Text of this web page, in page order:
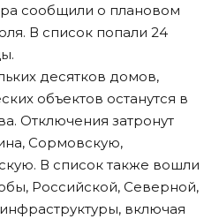
сообщили о плановом
В список попали 24
десятков домов,
объектов останутся в
Отключения затронут
Сормовскую,
В список также вошли
Российской, Северной,
включая